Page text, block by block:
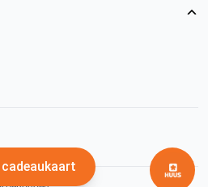
Cookies